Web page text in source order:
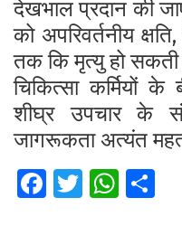
देखभाल प्रदान की
को अपरिवर्तनीय
तक कि मृत्यु हो
चिकित्सा कर्मियों
शीघ्र उपचार के
जागरूकता अत्यंत
Fa T
W